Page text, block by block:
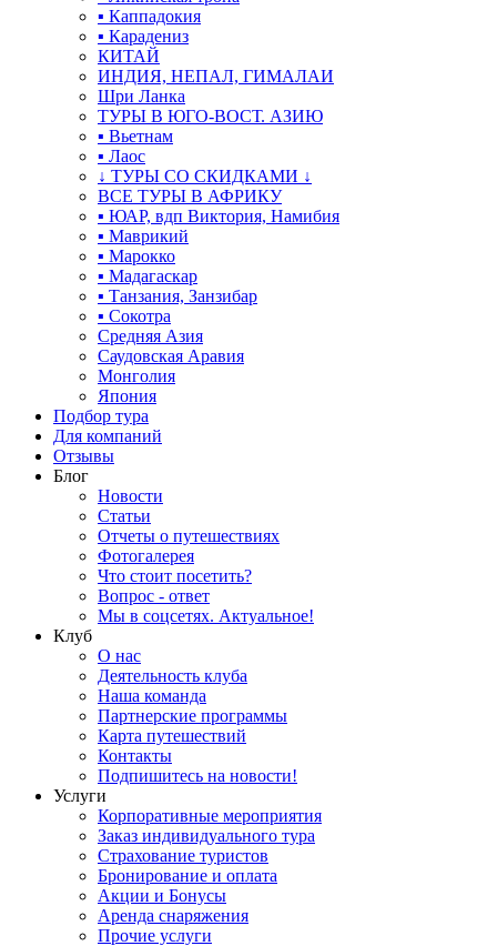
▪ Каппадокия
▪ Карадениз
КИТАЙ
ИНДИЯ, НЕПАЛ, ГИМАЛАИ
Шри Ланка
ТУРЫ В ЮГО-ВОСТ. АЗИЮ
▪ Вьетнам
▪ Лаос
↓ ТУРЫ СО СКИДКАМИ ↓
ВСЕ ТУРЫ В АФРИКУ
▪ ЮАР, вдп Виктория, Намибия
▪ Маврикий
▪ Марокко
▪ Мадагаскар
▪ Танзания, Занзибар
▪ Сокотра
Средняя Азия
Саудовская Аравия
Монголия
Япония
Подбор тура
Для компаний
Отзывы
Блог
Новости
Статьи
Отчеты о путешествиях
Фотогалерея
Что стоит посетить?
Вопрос - ответ
Мы в соцсетях. Актуальное!
Клуб
О нас
Деятельность клуба
Наша команда
Партнерские программы
Карта путешествий
Контакты
Подпишитесь на новости!
Услуги
Корпоративные мероприятия
Заказ индивидуального тура
Страхование туристов
Бронирование и оплата
Акции и Бонусы
Аренда снаряжения
Прочие услуги